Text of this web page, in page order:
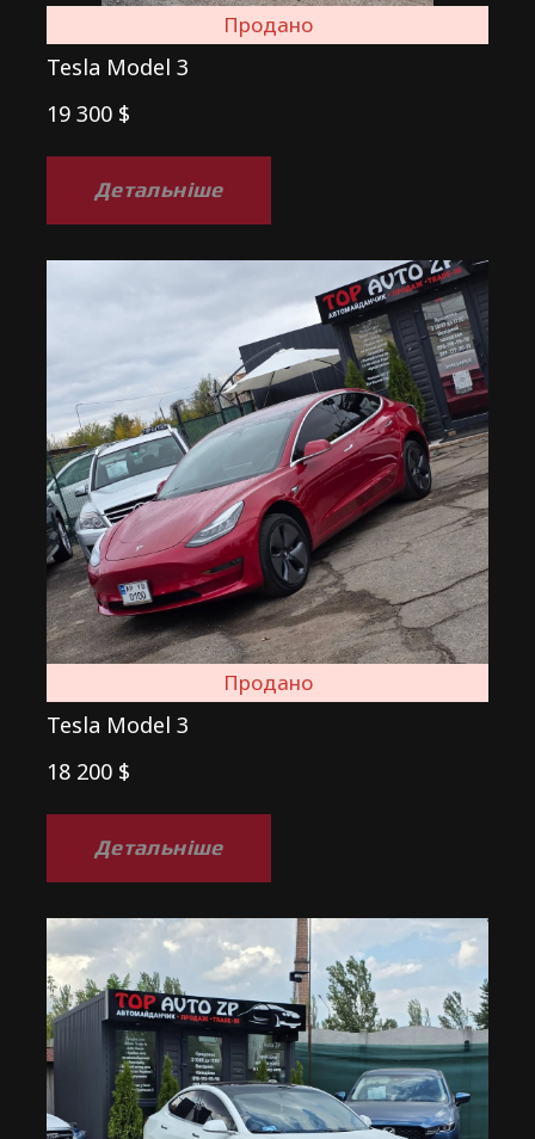
Продано
Tesla Model 3
19 300 $
Детальніше
Продано
Tesla Model 3
18 200 $
Детальніше